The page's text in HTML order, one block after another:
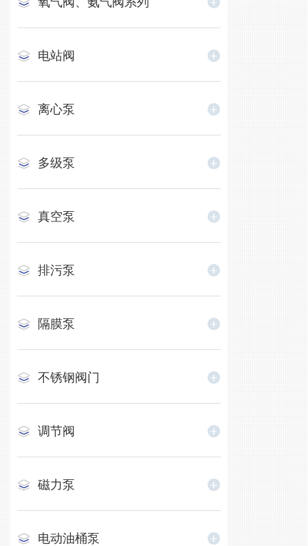
电站阀
离心泵
多级泵
真空泵
排污泵
隔膜泵
不锈钢阀门
调节阀
磁力泵
电动油桶泵